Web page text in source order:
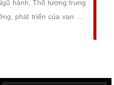
hành, Thổ tượng trưng
phát triển của vạn vật